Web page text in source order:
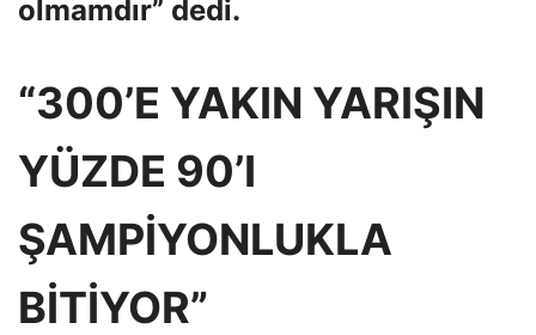
olmamdır” dedi.
“300’E YAKIN YARIŞIN
YÜZDE 90’I
ŞAMPİYONLUKLA
BİTİYOR”